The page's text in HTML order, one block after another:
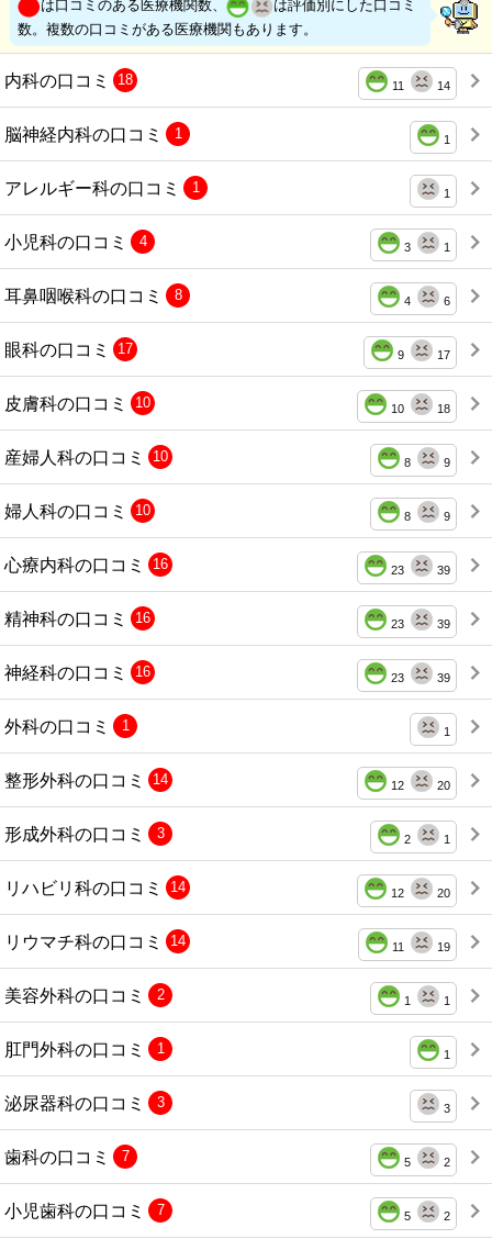
数。複数の口コミがある医療機関もあります。
内科の口コミ 11 14
18
脳神経内科の口コミ 1
1
アレルギー科の口コミ 1
1
小児科の口コミ 3 1
4
耳鼻咽喉科の口コミ 4 6
8
眼科の口コミ 9 17
17
皮膚科の口コミ 10 18
10
産婦人科の口コミ 8 9
10
婦人科の口コミ 8 9
10
心療内科の口コミ 23 39
16
精神科の口コミ 23 39
16
神経科の口コミ 23 39
16
外科の口コミ 1
1
整形外科の口コミ 12 20
14
形成外科の口コミ 2 1
3
リハビリ科の口コミ 12 20
14
リウマチ科の口コミ 11 19
14
美容外科の口コミ 1 1
2
肛門外科の口コミ 1
1
泌尿器科の口コミ 3
3
歯科の口コミ 5 2
7
小児歯科の口コミ 5 2
7